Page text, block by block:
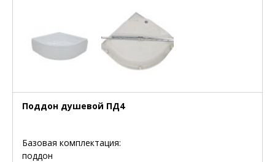
Поддон душевой ПД4
Базовая комплектация:
поддон